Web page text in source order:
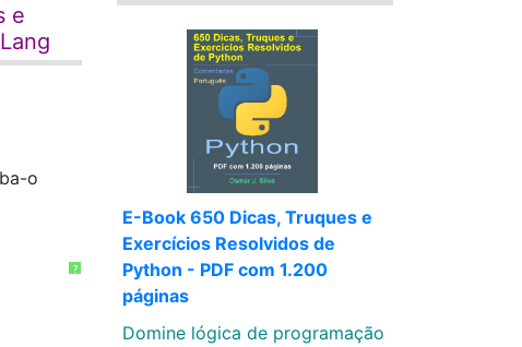
e
o
?
E-Book 650 Dicas, Truques e
Exercícios Resolvidos de
Python - PDF com 1.200
páginas
Domine lógica de programação